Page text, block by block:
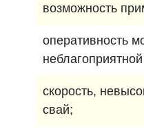
возможность
оперативность
скорость,
свай;